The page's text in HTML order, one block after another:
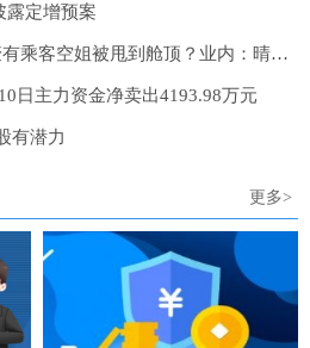
露定增预案
国航一京沪航班空中颠簸有乘客空姐被甩到舱顶？业内：晴空颠簸无法预测，系好安全带
日主力资金净卖出4193.98万元
有潜力
更多>